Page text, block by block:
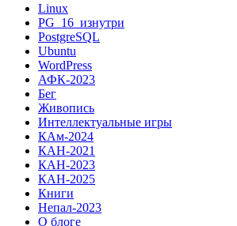
Linux
PG_16_изнутри
PostgreSQL
Ubuntu
WordPress
АФК-2023
Бег
Живопись
Интеллектуальные игры
КАм-2024
КАН-2021
КАН-2023
КАН-2025
Книги
Непал-2023
О блоге